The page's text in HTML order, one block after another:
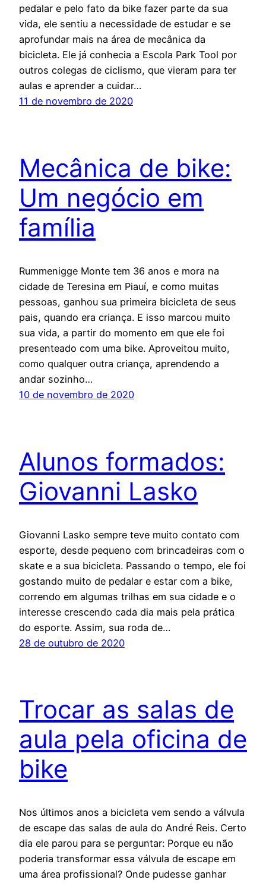
pedalar e pelo fato da bike fazer parte da sua
vida, ele sentiu a necessidade de estudar e se
aprofundar mais na área de mecânica da
bicicleta. Ele já conhecia a Escola Park Tool por
outros colegas de ciclismo, que vieram para ter
aulas e aprender a cuidar…
11 de novembro de 2020
Mecânica de bike:
Um negócio em
família
Rummenigge Monte tem 36 anos e mora na
cidade de Teresina em Piauí, e como muitas
pessoas, ganhou sua primeira bicicleta de seus
pais, quando era criança. E isso marcou muito
sua vida, a partir do momento em que ele foi
presenteado com uma bike. Aproveitou muito,
como qualquer outra criança, aprendendo a
andar sozinho…
10 de novembro de 2020
Alunos formados:
Giovanni Lasko
Giovanni Lasko sempre teve muito contato com
esporte, desde pequeno com brincadeiras com o
skate e a sua bicicleta. Passando o tempo, ele foi
gostando muito de pedalar e estar com a bike,
correndo em algumas trilhas em sua cidade e o
interesse crescendo cada dia mais pela prática
do esporte. Assim, sua roda de…
28 de outubro de 2020
Trocar as salas de
aula pela oficina de
bike
Nos últimos anos a bicicleta vem sendo a válvula
de escape das salas de aula do André Reis. Certo
dia ele parou para se perguntar: Porque eu não
poderia transformar essa válvula de escape em
uma área profissional? Onde pudesse ganhar